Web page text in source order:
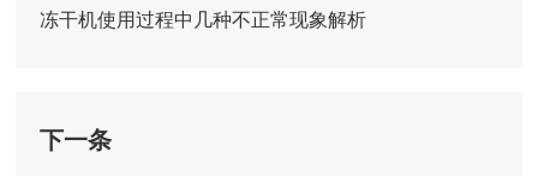
冻干机使用过程中几种不正常现象解析
下一条